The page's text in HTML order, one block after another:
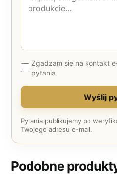
Zgadzam się na kontakt
pytania.
Wyślij
Pytania publikujemy po
Twojego adresu e-mail.
Podobne